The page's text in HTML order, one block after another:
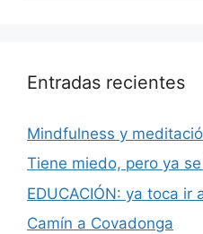
Entradas recientes
Mindfulness y
Tiene miedo, pero ya
EDUCACIÓN: ya toca ir
Camín a Covadonga